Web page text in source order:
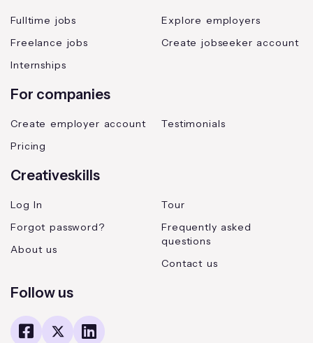
Fulltime jobs
Freelance jobs
Internships
Explore employers
Create jobseeker account
For companies
Create employer account
Pricing
Testimonials
Creativeskills
Log In
Forgot password?
About us
Tour
Frequently asked
questions
Contact us
Follow us